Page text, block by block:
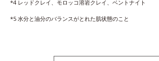
*4 レッドクレイ、モロッコ溶岩クレイ、ベントナイト
*5 水分と油分のバランスがとれた肌状態のこと